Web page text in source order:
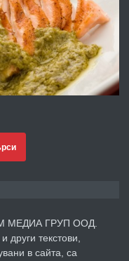
преди 5 дни
Офис под наем в кв.
преди 6 дни
МЕДИА ГРУП ООД.
други текстови,
в сайта, са